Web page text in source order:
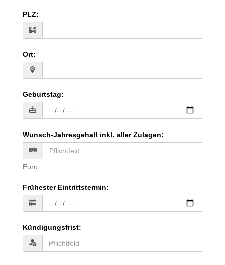
PLZ:
Ort:
Geburtstag:
Wunsch-Jahresgehalt inkl. aller Zulagen:
Euro
Frühester Eintrittstermin:
Kündigungsfrist: